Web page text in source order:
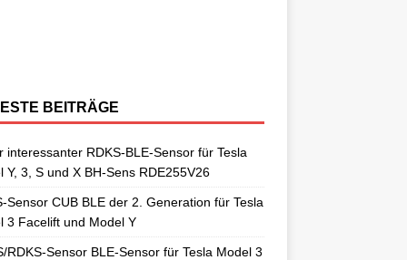
BEITRÄGE
interessanter RDKS-BLE-Sensor für Tesla
Y, 3, S und X BH-Sens RDE255V26
Sensor CUB BLE der 2. Generation für Tesla
3 Facelift und Model Y
RDKS-Sensor BLE-Sensor für Tesla Model 3